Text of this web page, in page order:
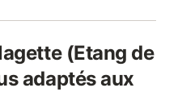
(Etang de
adaptés aux